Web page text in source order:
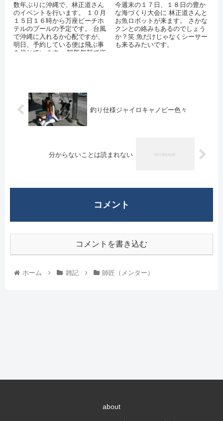
数年ぶりに沖縄で、林正道さん
のイベントを行います。 １０月
１５日１６時から万座ビーチホ
テルのプールの予定です。 台風
で沖縄に入れるか心配ですが、
明日、予約している便は飛ぶ事
を信じています。 観覧無料で楽
今週末の１７日、１８日の豊か
な海づくり大会に 林正道さんと
お魚ロボットが来ます。 さかな
クンとの絡みもあるのでしょう
か？笑 魚だけじゃなくシーサー
も来るみたいです。
釣り仕様ジャイロキャノピー色々
分からないことは読まれない
コメント
コメントを書き込む
ホーム 雑記 師匠（メンター）
about